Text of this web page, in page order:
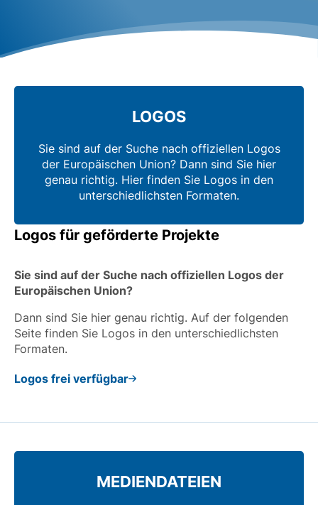
LOGOS
Sie sind auf der Suche nach offiziellen Logos
der Europäischen Union? Dann sind Sie hier
genau richtig. Hier finden Sie Logos in den
unterschiedlichsten Formaten.
Logos für geförderte Projekte
Sie sind auf der Suche nach offiziellen Logos der
Europäischen Union?
Dann sind Sie hier genau richtig. Auf der folgenden
Seite finden Sie Logos in den unterschiedlichsten
Formaten.
Logos frei verfügbar
MEDIENDATEIEN